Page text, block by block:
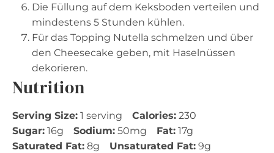
Die Füllung auf dem Keksboden verteilen und
mindestens 5 Stunden kühlen.
Für das Topping Nutella schmelzen und über
den Cheesecake geben, mit Haselnüssen
dekorieren.
Nutrition
Serving Size: 1 serving Calories: 230
Sugar: 16g Sodium: 50mg Fat: 17g
Saturated Fat: 8g Unsaturated Fat: 9g